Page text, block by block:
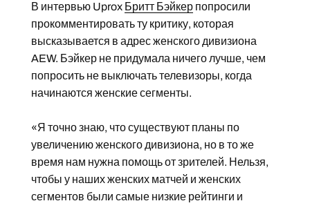
В интервью Uprox Бритт Бэйкерпопросили
прокомментировать ту критику, которая
высказывается в адрес женского дивизиона
AEW. Бэйкер не придумала ничего лучше, чем
попросить не выключать телевизоры, когда
начинаются женские сегменты.
«Я точно знаю, что существуют планы по
увеличению женского дивизиона, но в то же
время нам нужна помощь от зрителей. Нельзя,
чтобы у наших женских матчей и женских
сегментов были самые низкие рейтинги и